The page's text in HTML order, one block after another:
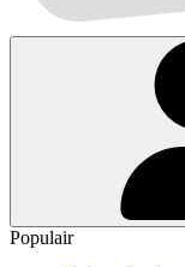
Populair